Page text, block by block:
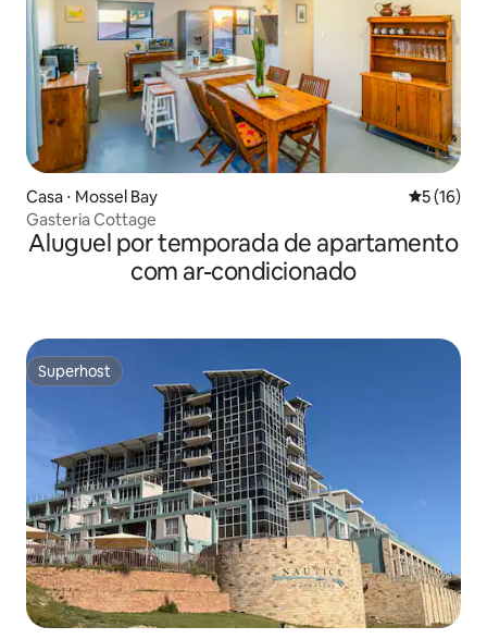
Casa ⋅ Mossel Bay 5 de uma
5 (16)
Gasteria Cottage
Aluguel por temporada de apartamento
com ar-condicionado
Superhost
Superhost